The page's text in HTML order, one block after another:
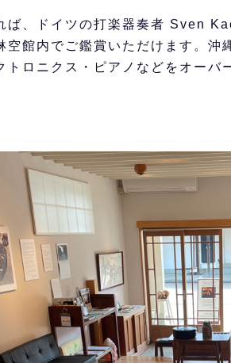
ば、ドイツの打楽器奏者 Sven
空館内でご鑑賞いただけます。沖
トロニクス・ピアノなどをオーバ